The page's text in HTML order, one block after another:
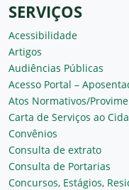
SERVIÇOS
Acessibilidade
Artigos
Audiências Públicas
Acesso Portal –
Atos Normativos/
Carta de Serviços ao
Convênios
Consulta de extrato
Consulta de Portarias
Concursos, Estágios,